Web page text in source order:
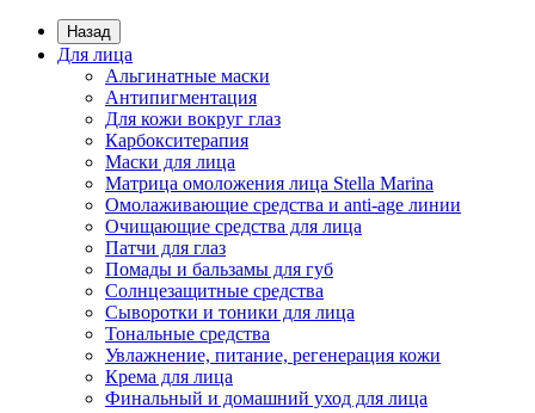
Назад
Для лица
Альгинатные маски
Антипигментация
Для кожи вокруг глаз
Карбокситерапия
Маски для лица
Матрица омоложения лица Stella Marina
Омолаживающие средства и anti-age линии
Очищающие средства для лица
Патчи для глаз
Помады и бальзамы для губ
Солнцезащитные средства
Сыворотки и тоники для лица
Тональные средства
Увлажнение, питание, регенерация кожи
Крема для лица
Финальный и домашний уход для лица